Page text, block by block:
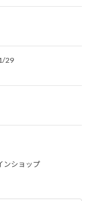
29
ンショップ